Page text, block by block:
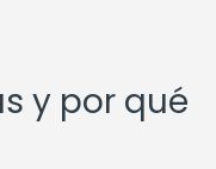
y por qué